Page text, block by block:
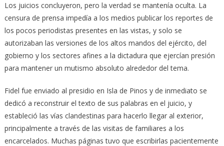
Los juicios concluyeron, pero la verdad se mantenía oculta. La
censura de prensa impedía a los medios publicar los reportes de
los pocos periodistas presentes en las vistas, y solo se
autorizaban las versiones de los altos mandos del ejército, del
gobierno y los sectores afines a la dictadura que ejercían presión
para mantener un mutismo absoluto alrededor del tema.
Fidel fue enviado al presidio en Isla de Pinos y de inmediato se
dedicó a reconstruir el texto de sus palabras en el juicio, y
estableció las vías clandestinas para hacerlo llegar al exterior,
principalmente a través de las visitas de familiares a los
encarcelados. Muchas páginas tuvo que escribirlas pacientemente